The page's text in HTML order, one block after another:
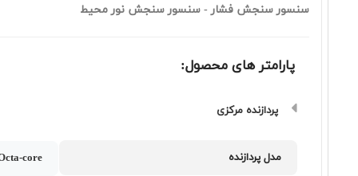
سنسور سنجش فشار - سنسور سنجش نور محیط
پارامتر های محصول:
پردازنده مرکزی
مدل پردازنده core